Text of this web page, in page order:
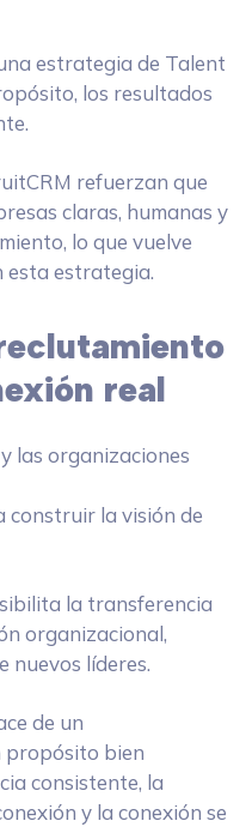
estrategia de Talent
los resultados
refuerzan que
claras, humanas y
lo que vuelve
esta estrategia.
real
las organizaciones
construir la visión de
la transferencia
organizacional,
nuevos líderes.
de un
propósito bien
consistente, la
y la conexión se